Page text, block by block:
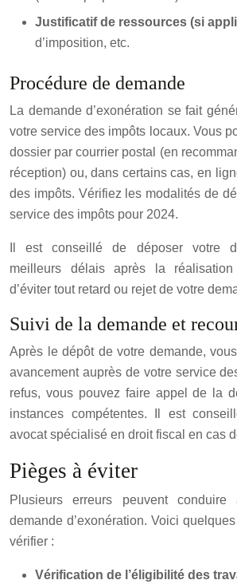
Justificatif de ressources (si
d’imposition, etc.
Procédure de demande
La demande d’exonération se fait
votre service des impôts locaux. Vous
dossier par courrier postal (en
réception) ou, dans certains cas, en
des impôts. Vérifiez les modalités de
service des impôts pour 2024.
Il est conseillé de déposer votre
meilleurs délais après la
d’éviter tout retard ou rejet de votre
Suivi de la demande et
Après le dépôt de votre demande,
avancement auprès de votre service
refus, vous pouvez faire appel de la
instances compétentes. Il est
avocat spécialisé en droit fiscal en cas
Pièges à éviter
Plusieurs erreurs peuvent
demande d’exonération. Voici
vérifier :
Vérification de l’éligibilité des